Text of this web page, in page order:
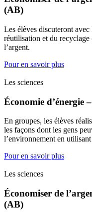
(AB)
Les élèves discuteront
réutilisation et du recyclage
l’argent.
Pour en savoir plus
Les sciences
Économie d’énergie
En groupes, les élèves
les façons dont les gens
l’environnement en utilisant
Pour en savoir plus
Les sciences
Économiser de
(AB)